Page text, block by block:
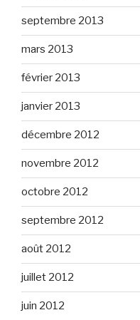
septembre 2013
mars 2013
février 2013
janvier 2013
décembre 2012
novembre 2012
octobre 2012
septembre 2012
août 2012
juillet 2012
juin 2012